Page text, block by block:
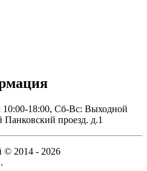
18:00, Сб-Вс: Выходной
проезд. д.1
© 2014 - 2026